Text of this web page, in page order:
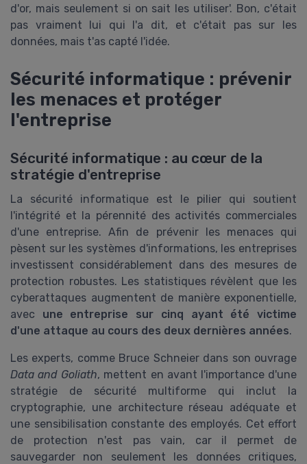
d'or, mais seulement si on sait les utiliser'. Bon, c'était
pas vraiment lui qui l'a dit, et c'était pas sur les
données, mais t'as capté l'idée.
Sécurité informatique : prévenir
les menaces et protéger
l'entreprise
Sécurité informatique : au cœur de la
stratégie d'entreprise
La sécurité informatique est le pilier qui soutient
l'intégrité et la pérennité des activités commerciales
d'une entreprise. Afin de prévenir les menaces qui
pèsent sur les systèmes d'informations, les entreprises
investissent considérablement dans des mesures de
protection robustes. Les statistiques révèlent que les
cyberattaques augmentent de manière exponentielle,
avec une entreprise sur cinq ayant été victime
d'une attaque au cours des deux dernières années.
Les experts, comme Bruce Schneier dans son ouvrage
Data and Goliath, mettent en avant l'importance d'une
stratégie de sécurité multiforme qui inclut la
cryptographie, une architecture réseau adéquate et
une sensibilisation constante des employés. Cet effort
de protection n'est pas vain, car il permet de
sauvegarder non seulement les données critiques,